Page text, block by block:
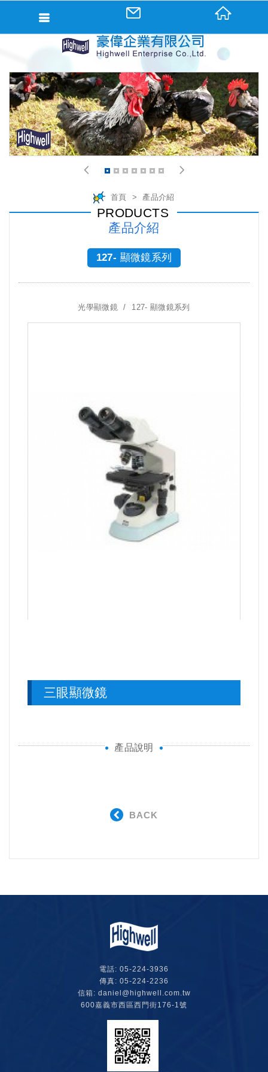
1 2 3 4 5 6 7
首頁 產品介紹
PRODUCTS
產品介紹
127- 顯微鏡系列
光學顯微鏡 127- 顯微鏡系列
三眼顯微鏡
產品說明
BACK
電話: 05-224-3936
傳真: 05-224-2236
信箱: daniel@highwell.com.tw
600嘉義市西區西門街176-1號
會員登入
會員登入(燈箱)
加入會員
忘記密碼
密碼修改
訂單查詢
個人資料修改
填寫匯款通知